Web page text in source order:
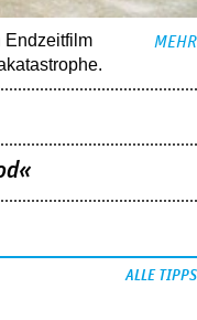
Endzeitfilm
MEHR
ALLE TIPPS